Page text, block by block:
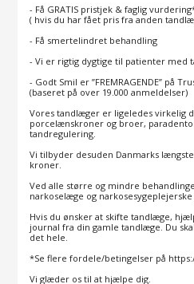
- Få GRATIS pristjek & faglig
( hvis du har fået pris fra anden
- Få smertelindret behandling
- Vi er rigtig dygtige til patienter med
- Godt Smil er ”FREMRAGENDE” på
(baseret på over 19.000 anmeldelser)
Vores tandlæger er ligeledes virkelig
porcelænskroner og broer,
tandregulering.
Vi tilbyder desuden Danmarks
kroner.
Ved alle større og mindre
narkoselæge og narkosesygeplejerske
Hvis du ønsker at skifte tandlæge,
journal fra din gamle tandlæge. Du
det hele.
*Se flere fordele/betingelser på
Vi glæder os til at hjælpe dig.